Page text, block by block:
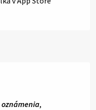
oznámenia,